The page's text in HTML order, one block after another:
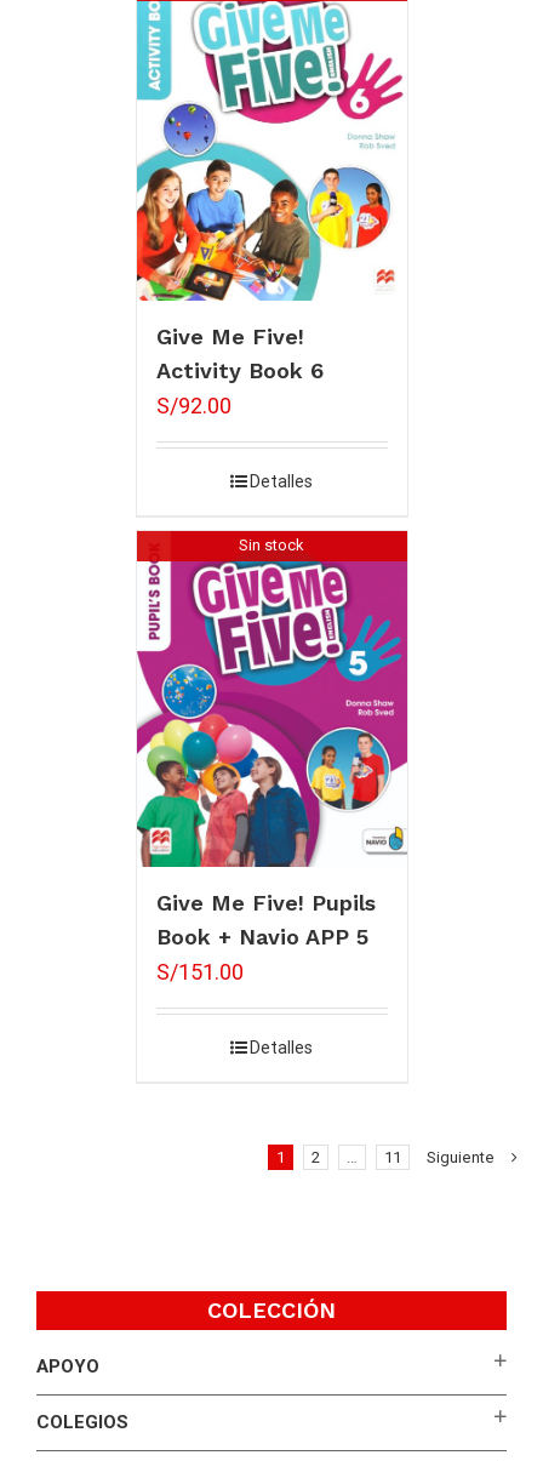
Give Me Five!
Activity Book 6
S/92.00
Detalles
Sin stock
Give Me Five! Pupils
Book + Navio APP 5
S/151.00
Detalles
1 2 … 11 Siguiente
COLECCIÓN
APOYO
COLEGIOS